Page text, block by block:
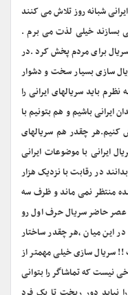
شبانه روز تلاش می کنند
بسازند خیلی لذت می برم .
سی سریال برای مردم پخش کرد .در
سازی بسیار سخت و دشوار
باید سریالهای ایرانی را
ایرانی باشیم و هم بتونیم با
کنیم.هر چقدر هم سریالهای
با موضوعات ایرانی
در رقابت با نزدیک هزار
منتظر نمی ماند و ظرف سه
عصر حاضر سریال حرف اول رو
این میان ،هر چقدر ساختار
سریال سازی خیلی مهمتر از
نیست که تماشاگر را بتوانی